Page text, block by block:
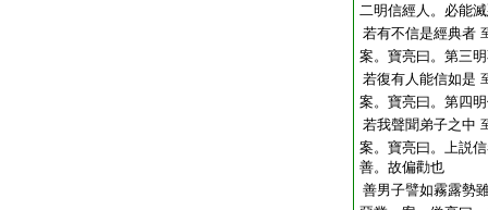
二明信經人。必能
若有不信是經典者
案。寶亮曰。第三
若復有人能信如是
案。寶亮曰。第四
若我聲聞弟子之中
案。寶亮曰。上説
善。故偏勸也
善男子譬如霧露勢